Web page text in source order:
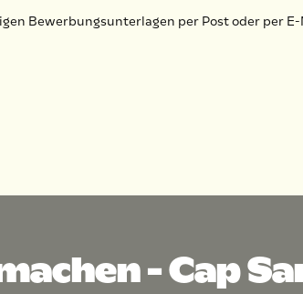
Bewerbungsunterlagen per Post oder per
– Cap